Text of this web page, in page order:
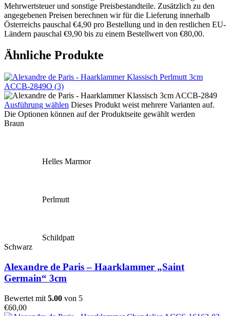
Mehrwertsteuer und sonstige Preisbestandteile. Zusätzlich zu den
angegebenen Preisen berechnen wir für die Lieferung innerhalb
Österreichs pauschal €4,90 pro Bestellung und in den restlichen EU-
Ländern pauschal €9,90 bis zu einem Bestellwert von €80,00.
Ähnliche Produkte
Ausführung wählen Dieses Produkt weist mehrere Varianten auf.
Die Optionen können auf der Produktseite gewählt werden
Braun
Helles Marmor
Perlmutt
Schildpatt
Schwarz
Alexandre de Paris – Haarklammer „Saint
Germain“ 3cm
Bewertet mit 5.00 von 5
€60,00